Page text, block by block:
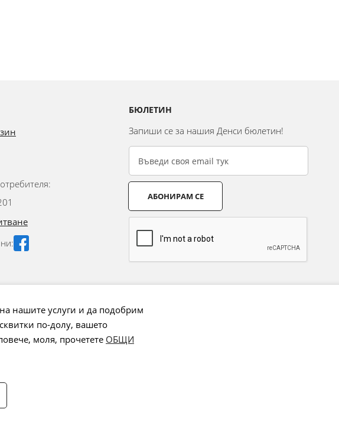
БЮЛЕТИН
Запиши се за нашия Денси бюлетин!
АБОНИРАМ СЕ
Лизинг:
нашите услуги и да подобрим
по-долу, вашето
моля, прочетете ОБЩИ